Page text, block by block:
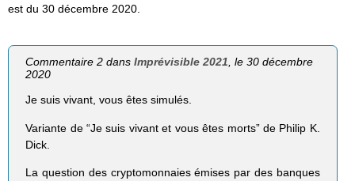
est du 30 décembre 2020.
Commentaire 2 dansImprévisible 2021, le 30 décembre
2020
Je suis vivant, vous êtes simulés.
Variante de “Je suis vivant et vous êtes morts” de Philip K.
Dick.
La question des cryptomonnaies émises par des banques